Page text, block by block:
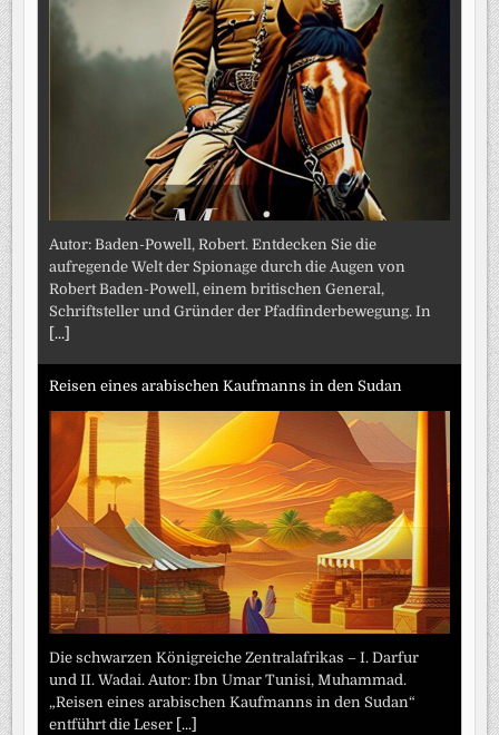
Autor: Baden-Powell, Robert. Entdecken Sie die
aufregende Welt der Spionage durch die Augen von
Robert Baden-Powell, einem britischen General,
Schriftsteller und Gründer der Pfadfinderbewegung. In
[...]
Reisen eines arabischen Kaufmanns in den Sudan
Die schwarzen Königreiche Zentralafrikas – I. Darfur
und II. Wadai. Autor: Ibn Umar Tunisi, Muhammad.
„Reisen eines arabischen Kaufmanns in den Sudan“
entführt die Leser [...]